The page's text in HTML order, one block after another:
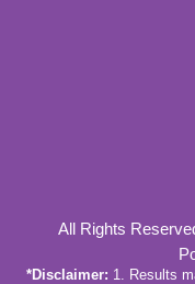
All Rights
*Disclaimer: 1. Results